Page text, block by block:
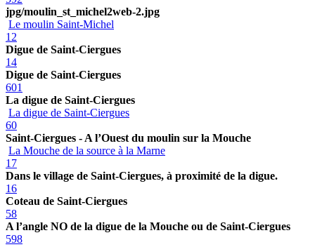
jpg/moulin_st_michel2web-2.jpg
Le moulin Saint-Michel
12
Digue de Saint-Ciergues
14
Digue de Saint-Ciergues
601
La digue de Saint-Ciergues
La digue de Saint-Ciergues
60
Saint-Ciergues - A l’Ouest du moulin sur la Mouche
La Mouche de la source à la Marne
17
Dans le village de Saint-Ciergues, à proximité de la digue.
16
Coteau de Saint-Ciergues
58
A l’angle NO de la digue de la Mouche ou de Saint-Ciergues
598